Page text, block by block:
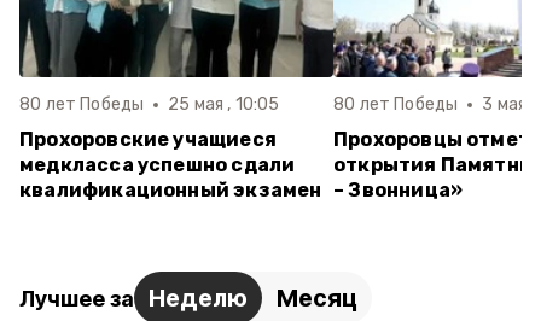
80 лет Победы 25 мая , 10:05
Прохоровские учащиеся
медкласса успешно сдали
квалификационный экзамен
80 лет Победы 3 мая ,
Прохоровцы
открытия
– Звонница»
Лучшее за Неделю Месяц